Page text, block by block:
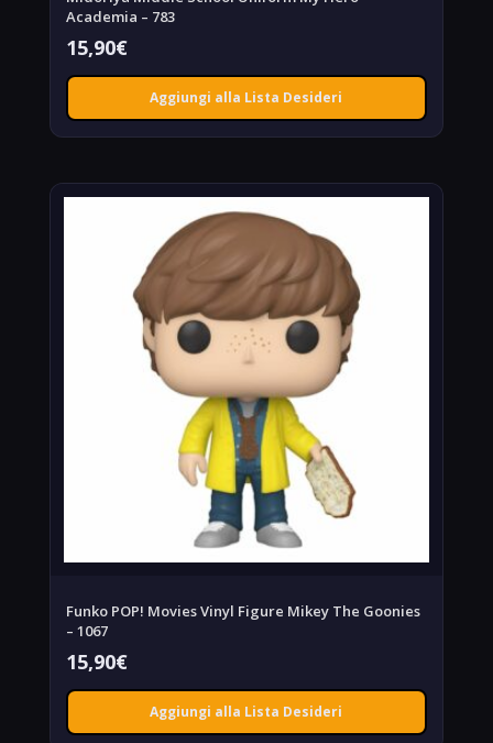
Academia – 783
15,90€
Aggiungi alla Lista Desideri
Funko POP! Movies Vinyl Figure Mikey The Goonies
– 1067
15,90€
Aggiungi alla Lista Desideri